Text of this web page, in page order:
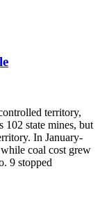
territory,
state mines, but
In January-
coal cost grew
9 stopped